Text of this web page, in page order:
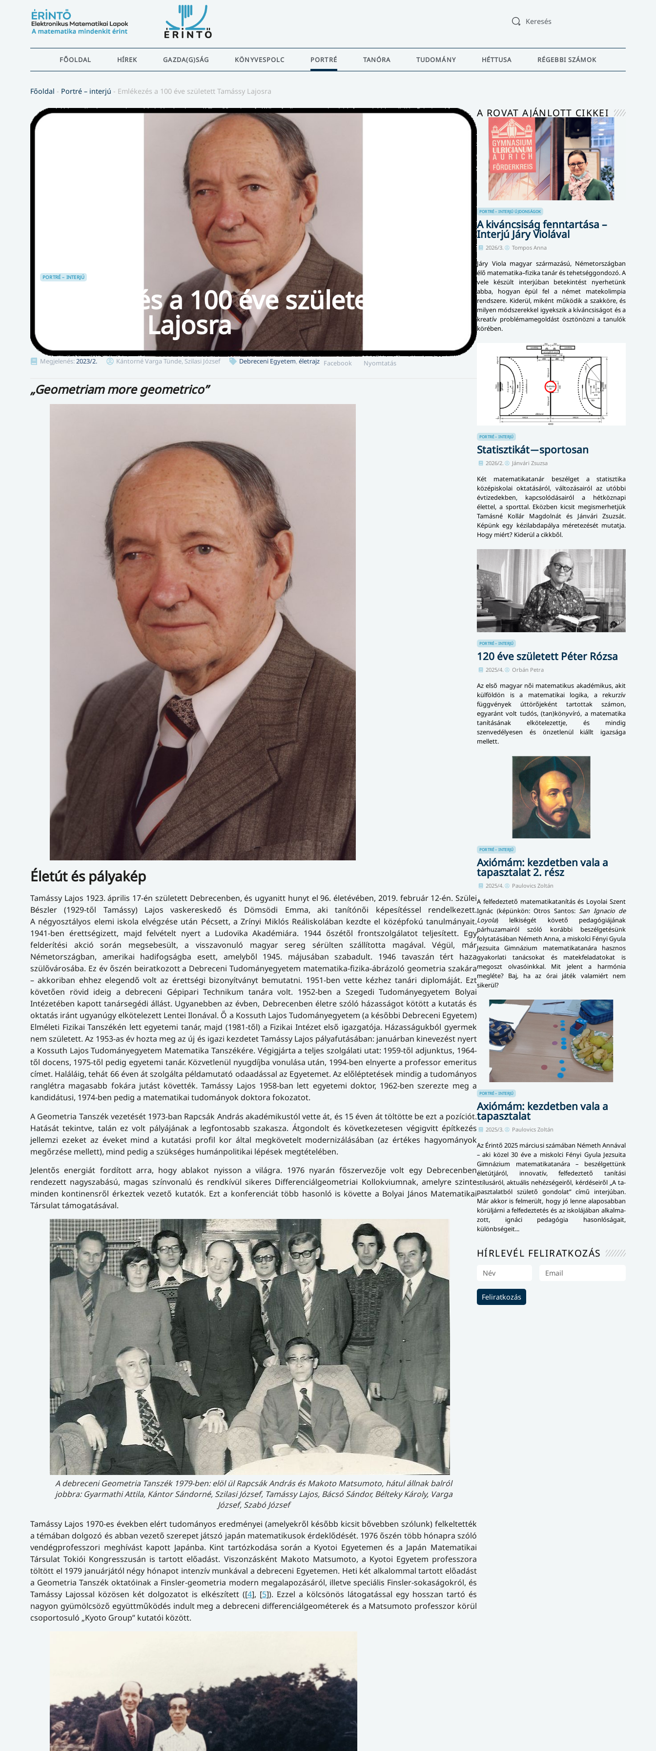
Keresés
FŐOLDAL HÍREK GAZDA(G)SÁG KÖNYVESPOLC PORTRÉ TANÓRA TUDOMÁNY HÉTTUSA RÉGEBBI SZÁMOK
Főoldal - Portré – interjú - Emlékezés a 100 éve született Tamássy Lajosra
PORTRÉ – INTERJÚ
Emlékezés a 100 éve született
Tamássy Lajosra
Megjelenés:2023/2. Kántorné Varga Tünde, Szilasi József Debreceni Egyetem, életrajz Facebook Nyomtatás
„Geometriam more geometrico”
Életút és pályakép
Tamássy Lajos 1923. április 17-én született Debrecenben, és ugyanitt hunyt el 96. életévében, 2019. február 12-én. Szülei
Bészler (1929-től Tamássy) Lajos vaskereskedő és Dömsödi Emma, aki tanítónői képesítéssel rendelkezett.
A négyosztályos elemi iskola elvégzése után Pécsett, a Zrínyi Miklós Reáliskolában kezdte el középfokú tanulmányait.
1941-ben érettségizett, majd felvételt nyert a Ludovika Akadémiára. 1944 őszétől frontszolgálatot teljesített. Egy
felderítési akció során megsebesült, a visszavonuló magyar sereg sérülten szállította magával. Végül, már
Németországban, amerikai hadifogságba esett, amelyből 1945. májusában szabadult. 1946 tavaszán tért haza
szülővárosába. Ez év őszén beiratkozott a Debreceni Tudományegyetem matematika-fizika-ábrázoló geometria szakára
– akkoriban ehhez elegendő volt az érettségi bizonyítványt bemutatni. 1951-ben vette kézhez tanári diplomáját. Ezt
követően rövid ideig a debreceni Gépipari Technikum tanára volt. 1952-ben a Szegedi Tudományegyetem Bolyai
Intézetében kapott tanársegédi állást. Ugyanebben az évben, Debrecenben életre szóló házasságot kötött a kutatás és
oktatás iránt ugyanúgy elkötelezett Lentei Ilonával. Ő a Kossuth Lajos Tudományegyetem (a későbbi Debreceni Egyetem)
Elméleti Fizikai Tanszékén lett egyetemi tanár, majd (1981-től) a Fizikai Intézet első igazgatója. Házasságukból gyermek
nem született. Az 1953-as év hozta meg az új és igazi kezdetet Tamássy Lajos pályafutásában: januárban kinevezést nyert
a Kossuth Lajos Tudományegyetem Matematika Tanszékére. Végigjárta a teljes szolgálati utat: 1959-től adjunktus, 1964-
től docens, 1975-től pedig egyetemi tanár. Közvetlenül nyugdíjba vonulása után, 1994-ben elnyerte a professor emeritus
címet. Haláláig, tehát 66 éven át szolgálta példamutató odaadással az Egyetemet. Az előléptetések mindig a tudományos
ranglétra magasabb fokára jutást követték. Tamássy Lajos 1958-ban lett egyetemi doktor, 1962-ben szerezte meg a
kandidátusi, 1974-ben pedig a matematikai tudományok doktora fokozatot.
A Geometria Tanszék vezetését 1973-ban Rapcsák András akadémikustól vette át, és 15 éven át töltötte be ezt a pozíciót.
Hatását tekintve, talán ez volt pályájának a legfontosabb szakasza. Átgondolt és következetesen végigvitt építkezés
jellemzi ezeket az éveket mind a kutatási profil kor által megkövetelt modernizálásában (az értékes hagyományok
megőrzése mellett), mind pedig a szükséges humánpolitikai lépések megtételében.
Jelentős energiát fordított arra, hogy ablakot nyisson a világra. 1976 nyarán főszervezője volt egy Debrecenben
rendezett nagyszabású, magas színvonalú és rendkívül sikeres Differenciálgeometriai Kollokviumnak, amelyre szinte
minden kontinensről érkeztek vezető kutatók. Ezt a konferenciát több hasonló is követte a Bolyai János Matematikai
Társulat támogatásával.
A debreceni Geometria Tanszék 1979-ben: elöl ül Rapcsák András és Makoto Matsumoto, hátul állnak balról
jobbra: Gyarmathi Attila, Kántor Sándorné, Szilasi József, Tamássy Lajos, Bácsó Sándor, Bélteky Károly, Varga
József, Szabó József
Tamássy Lajos 1970-es években elért tudományos eredményei (amelyekről később kicsit bővebben szólunk) felkeltették
a témában dolgozó és abban vezető szerepet játszó japán matematikusok érdeklődését. 1976 őszén több hónapra szóló
vendégprofesszori meghívást kapott Japánba. Kint tartózkodása során a Kyotoi Egyetemen és a Japán Matematikai
Társulat Tokiói Kongresszusán is tartott előadást. Viszonzásként Makoto Matsumoto, a Kyotoi Egyetem professzora
töltött el 1979 januárjától négy hónapot intenzív munkával a debreceni Egyetemen. Heti két alkalommal tartott előadást
a Geometria Tanszék oktatóinak a Finsler-geometria modern megalapozásáról, illetve speciális Finsler-sokaságokról, és
Tamássy Lajossal közösen két dolgozatot is elkészített ([4], [5]). Ezzel a kölcsönös látogatással egy hosszan tartó és
nagyon gyümölcsöző együttműködés indult meg a debreceni differenciálgeométerek és a Matsumoto professzor körül
csoportosuló „Kyoto Group” kutatói között.
A ROVAT AJÁNLOTT CIKKEI
PORTRÉ – INTERJÚ ÚJDONSÁGOK
A kiváncsiság fenntartása –
Interjú Járy Violával
2026/3. Tompos Anna
Járy Viola magyar származású, Németországban
élő matematika–fizika tanár és tehetséggondozó. A
vele készült interjúban betekintést nyerhetünk
abba, hogyan épül fel a német matekolimpia
rendszere. Kiderül, miként működik a szakköre, és
milyen módszerekkel igyekszik a kíváncsiságot és a
kreatív problémamegoldást ösztönözni a tanulók
körében.
PORTRÉ – INTERJÚ
Statisztikát ̶ sportosan
2026/2. Jánvári Zsuzsa
Két matematikatanár beszélget a statisztika
középiskolai oktatásáról, változásairól az utóbbi
évtizedekben, kapcsolódásairól a hétköznapi
élettel, a sporttal. Eközben kicsit megismerhetjük
Tamásné Kollár Magdolnát és Jánvári Zsuzsát.
Képünk egy kézilabdapálya méretezését mutatja.
Hogy miért? Kiderül a cikkből.
PORTRÉ – INTERJÚ
120 éve született Péter Rózsa
2025/4. Orbán Petra
Az első magyar női matematikus akadémikus, akit
külföldön is a matematikai logika, a rekurzív
függvények úttörőjeként tartottak számon,
egyaránt volt tudós, (tan)könyvíró, a matematika
tanításának elkötelezettje, és mindig
szenvedélyesen és önzetlenül kiállt igazsága
mellett.
PORTRÉ – INTERJÚ
Axiómám: kezdetben vala a
tapasztalat 2. rész
2025/4. Paulovics Zoltán
A felfedeztető matematikatanítás és Loyolai Szent
Ignác (képünkön: Otros Santos: San Ignacio de
Loyola) lelkiségét követő pedagógiájának
párhuzamairól szóló korábbi beszélgetésünk
folytatásában Németh Anna, a miskolci Fényi Gyula
Jezsuita Gimnázium matematikatanára hasznos
gyakorlati tanácsokat és matekfeladatokat is
megoszt olvasóinkkal. Mit jelent a harmónia
megléte? Baj, ha az órai játék valamiért nem
sikerül?
PORTRÉ – INTERJÚ
Axiómám: kezdetben vala a
tapasztalat
2025/3. Paulovics Zoltán
Az Érintő 2025 márciusi számában Németh Annával
– aki közel 30 éve a miskolci Fényi Gyula Jezsuita
Gimnázium mate­ma­ti­ka­ta­ná­ra – beszélgettünk
élet­út­já­ról, innovatív, felfedeztető tanítási
stílusáról, aktuális nehézségeiről, kér­dé­se­i­ről „A ta­
pasz­ta­lat­ból születő gondolat” című interjúban.
Már akkor is felmerült, hogy jó lenne alaposabban
körüljárni a felfedeztetés és az iskolájában al­kal­ma­
zott, ignáci pedagógia ha­son­ló­sá­ga­it,
különbségeit...
HÍRLEVÉL FELIRATKOZÁS
Feliratkozás